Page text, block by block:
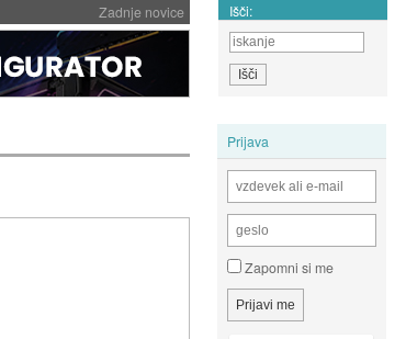
Zadnje novice Išči:
Prijava
Zapomni si me